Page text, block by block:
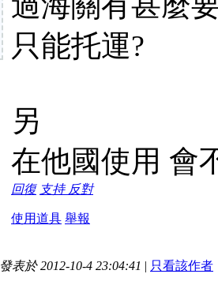
只能托運?
另
在他國使用 會
回復 支持 反對
使用道具 舉報
發表於 2012-10-4 23:04:41 | 只看該作者